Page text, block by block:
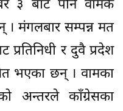
३ बाट पनि वामकै
। मंगलबार सम्पन्न मत
प्रतिनिधी र दुवै प्रदेश
भएका छन् । वामका
अन्तरले काँग्रेसका